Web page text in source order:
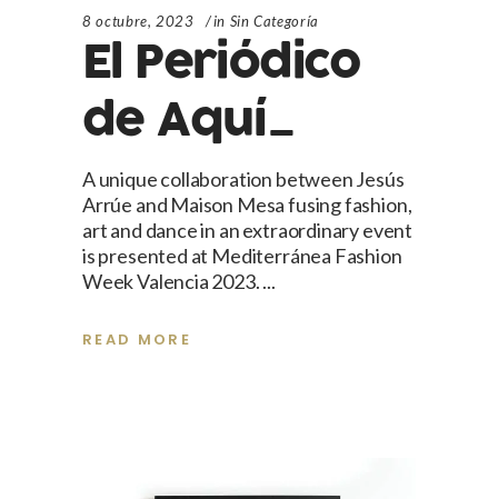
8 octubre, 2023 in Sin Categoría
El Periódico
de Aquí_
A unique collaboration between Jesús
Arrúe and Maison Mesa fusing fashion,
art and dance in an extraordinary event
is presented at Mediterránea Fashion
Week Valencia 2023.
READ MORE